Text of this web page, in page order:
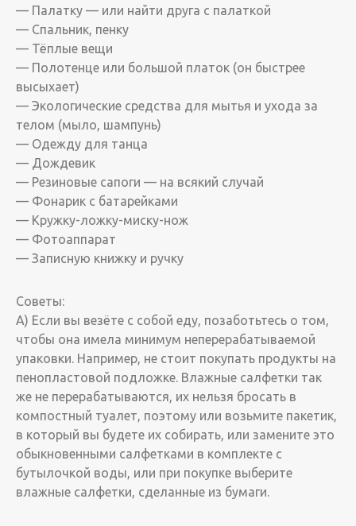
— Палатку — или найти друга с палаткой
— Спальник, пенку
— Тёплые вещи
— Полотенце или большой платок (он быстрее
высыхает)
— Экологические средства для мытья и ухода за
телом (мыло, шампунь)
— Одежду для танца
— Дождевик
— Резиновые сапоги — на всякий случай
— Фонарик с батарейками
— Кружку-ложку-миску-нож
— Фотоаппарат
— Записную книжку и ручку
Советы:
А) Если вы везёте с собой еду, позаботьтесь о том,
чтобы она имела минимум неперерабатываемой
упаковки. Например, не стоит покупать продукты на
пенопластовой подложке. Влажные салфетки так
же не перерабатываются, их нельзя бросать в
компостный туалет, поэтому или возьмите пакетик,
в который вы будете их собирать, или замените это
обыкновенными салфетками в комплекте с
бутылочкой воды, или при покупке выберите
влажные салфетки, сделанные из бумаги.